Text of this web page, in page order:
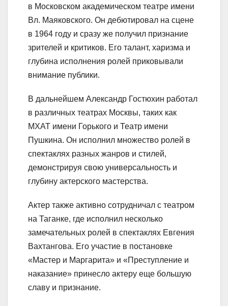
в Московском академическом театре имени
Вл. Маяковского. Он дебютировал на сцене
в 1964 году и сразу же получил признание
зрителей и критиков. Его талант, харизма и
глубина исполнения ролей приковывали
внимание публики.
В дальнейшем Александр Гостюхин работал
в различных театрах Москвы, таких как
МХАТ имени Горького и Театр имени
Пушкина. Он исполнил множество ролей в
спектаклях разных жанров и стилей,
демонстрируя свою универсальность и
глубину актерского мастерства.
Актер также активно сотрудничал с театром
на Таганке, где исполнил несколько
замечательных ролей в спектаклях Евгения
Вахтангова. Его участие в постановке
«Мастер и Маргарита» и «Преступление и
наказание» принесло актеру еще большую
славу и признание.